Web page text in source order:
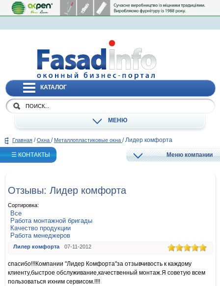
КАТАЛОГ
МЕНЮ
Главная / Окна / Металлопластиковые окна / Лидер комфорта
☰ КОНТАКТЫ Меню компании
Отзывы: Лидер комфорта
Сортировка:
Все
Работа монтажной бригады
Качество продукции
Работа менеджеров
Лилер комфорта 07-11-2012
спасибо!!!Компании "Лидер Комфорта"за отзывчивость к каждому
клиенту,быстрое обслуживание,качественный монтаж.Я советую всем
пользоваться ихним сервисом.!!!!